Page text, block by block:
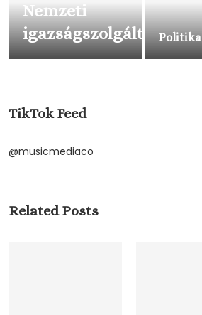
Nemzeti
igazságszolgáltatásPolitika
TikTok Feed
@musicmediaco
Related Posts